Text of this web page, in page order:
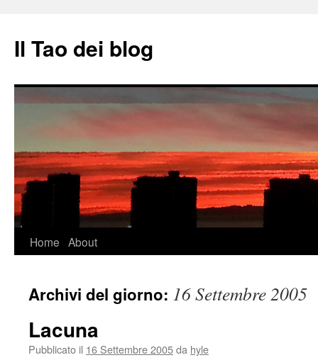
Il Tao dei blog
Vai
contenuto
Home About
Archivi del giorno: 16 Settembre 2005
Lacuna
Pubblicato il 16 Settembre 2005da hyle